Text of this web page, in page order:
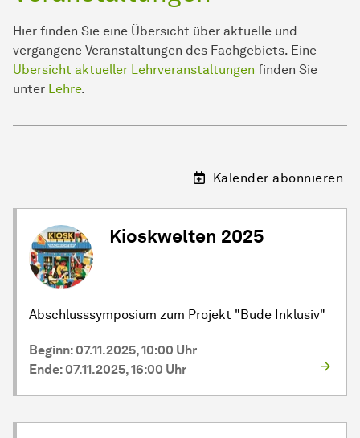
Hier finden Sie eine Über­sicht über aktuelle und
vergangene Ver­an­stal­tun­gen des Fachgebiets. Eine
Übersicht aktueller Lehrveranstaltungen finden Sie
unter Lehre.
Kalender abonnieren
Kioskwelten 2025
Abschlusssymposium zum Projekt "Bude Inklusiv"
Beginn: 07.11.2025, 10:00 Uhr
Ende: 07.11.2025, 16:00 Uhr